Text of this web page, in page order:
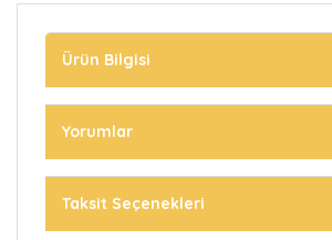
Ürün Bilgisi
Yorumlar
Taksit Seçenekleri